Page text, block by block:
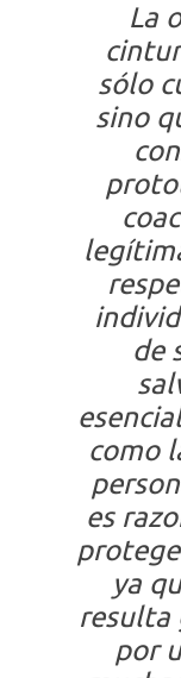
La
sólo
sino
de
como
es
ya
resulta
por